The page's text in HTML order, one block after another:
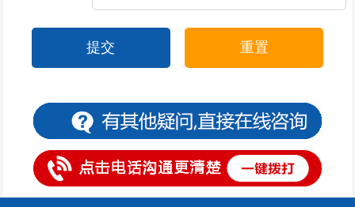
包皮过长的危害很严重
引发阳痿的病因有哪些 2026-07-09
得了阳痿会有哪些症状 2026-07-09
男性的阳痿的危害是什么 2026-07-09
引起勃起障碍的原因 2026-07-09
提交 重置